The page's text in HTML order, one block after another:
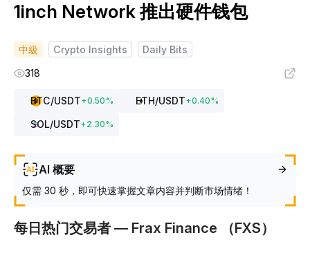
1inch Network 推出硬件钱包
中級 Crypto Insights
Daily Bits
318
BTC/USDT+0.50% ETH/USDT+0.40%
SOL/USDT+2.30%
AI 概要
仅需 30 秒，即可快速掌握文章内容并判断市场情绪！
每日热门交易者 — Frax Finance （FXS）